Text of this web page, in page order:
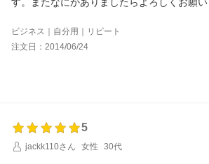
ビジネス｜自分用｜リピート
注文日：2014/06/24
5
jackk110さん
女性 30代